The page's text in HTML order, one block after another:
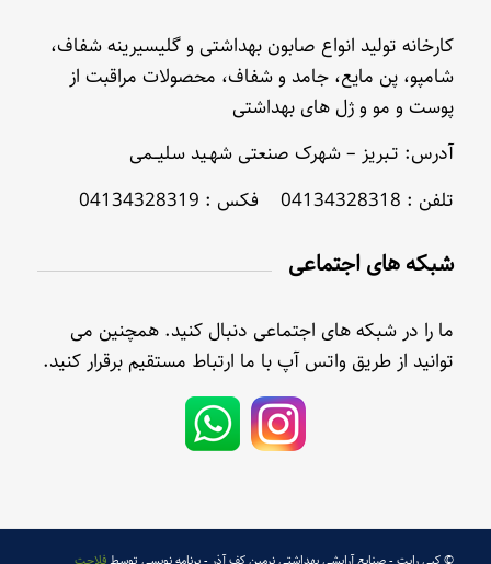
کارخانه تولید انواع صابون بهداشتی و گلیسیرینه شفاف،
شامپو، پن مایع، جامد و شفاف، محصولات مراقبت از
پوست و مو و ژل های بهداشتی
آدرس: تـبریز – شهرک صنعتی شهـید سلیــمی
تلفن : 04134328318 فکس : 04134328319
شبکه های اجتماعی
ما را در شبکه های اجتماعی دنبال کنید. همچنین می
توانید از طریق واتس آپ با ما ارتباط مستقیم برقرار کنید.